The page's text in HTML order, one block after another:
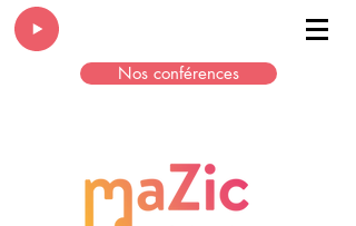
Nos conférences